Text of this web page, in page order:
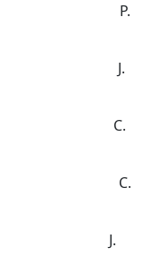
P.
J.
C.
C.
J.